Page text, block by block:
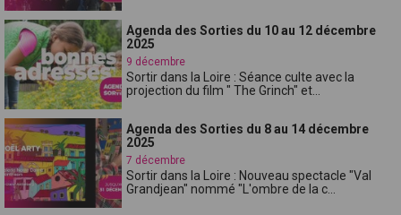
Agenda des Sorties du 10 au 12 décembre
2025
9 décembre
Sortir dans la Loire : Séance culte avec la
projection du film " The Grinch" et...
Agenda des Sorties du 8 au 14 décembre
2025
7 décembre
Sortir dans la Loire : Nouveau spectacle "Val
Grandjean" nommé "L'ombre de la c...